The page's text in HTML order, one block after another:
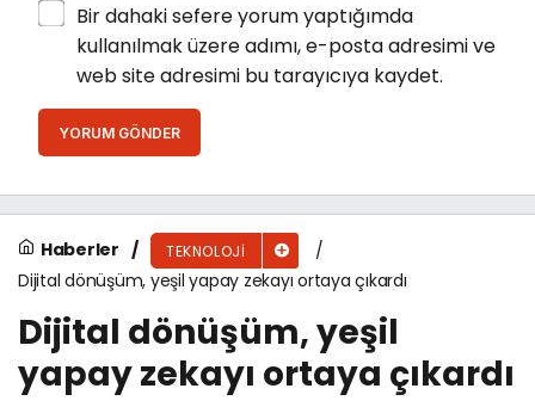
Bir dahaki sefere yorum yaptığımda
kullanılmak üzere adımı, e-posta adresimi ve
web site adresimi bu tarayıcıya kaydet.
YORUM GÖNDER
Haberler TEKNOLOJI
Dijital dönüşüm, yeşil yapay zekayı ortaya çıkardı
Dijital dönüşüm, yeşil
yapay zekayı ortaya çıkardı